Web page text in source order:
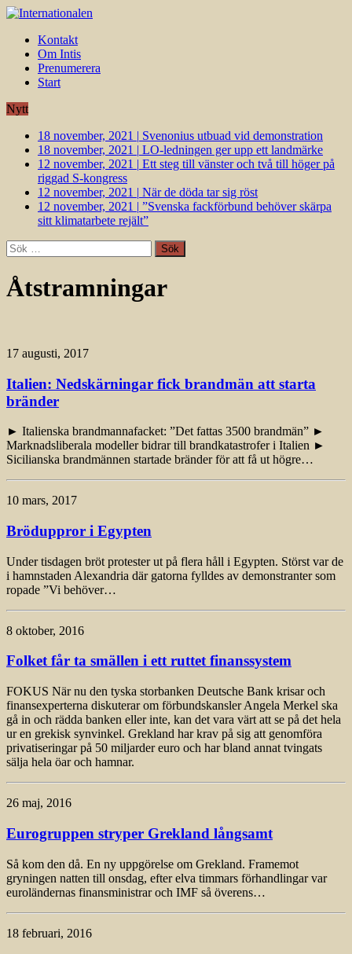
Kontakt
Om Intis
Prenumerera
Start
Nytt
18 november, 2021 | Svenonius utbuad vid demonstration
18 november, 2021 | LO-ledningen ger upp ett landmärke
12 november, 2021 | Ett steg till vänster och två till höger på
riggad S-kongress
12 november, 2021 | När de döda tar sig röst
12 november, 2021 | ”Svenska fackförbund behöver skärpa
sitt klimatarbete rejält”
Sök
efter:
Åtstramningar
17 augusti, 2017
Italien: Nedskärningar fick brandmän att starta
bränder
► Italienska brandmannafacket: ”Det fattas 3500 brandmän” ►
Marknadsliberala modeller bidrar till brandkatastrofer i Italien ►
Sicilianska brandmännen startade bränder för att få ut högre…
10 mars, 2017
Bröduppror i Egypten
Under tisdagen bröt protester ut på flera håll i Egypten. Störst var de
i hamnstaden Alexandria där gatorna fylldes av demonstranter som
ropade ”Vi behöver…
8 oktober, 2016
Folket får ta smällen i ett ruttet finanssystem
FOKUS När nu den tyska storbanken Deutsche Bank krisar och
finansexperterna diskuterar om förbundskansler Angela Merkel ska
gå in och rädda banken eller inte, kan det vara värt att se på det hela
ur en grekisk synvinkel. Grekland har krav på sig att genomföra
privatiseringar på 50 miljarder euro och har bland annat tvingats
sälja hela öar och hamnar.
26 maj, 2016
Eurogruppen stryper Grekland långsamt
Så kom den då. En ny uppgörelse om Grekland. Framemot
gryningen natten till onsdag, efter elva timmars förhandlingar var
euroländernas finansministrar och IMF så överens…
18 februari, 2016